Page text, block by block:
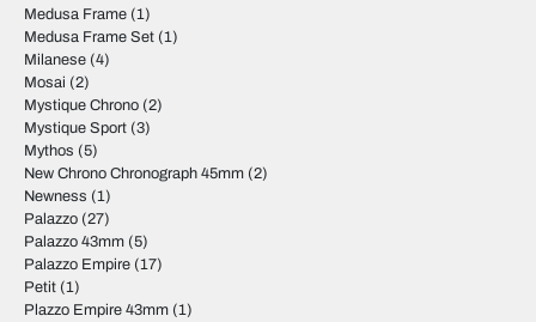
Medusa Frame (1)
Medusa Frame Set (1)
Milanese (4)
Mosai (2)
Mystique Chrono (2)
Mystique Sport (3)
Mythos (5)
New Chrono Chronograph 45mm (2)
Newness (1)
Palazzo (27)
Palazzo 43mm (5)
Palazzo Empire (17)
Petit (1)
Plazzo Empire 43mm (1)